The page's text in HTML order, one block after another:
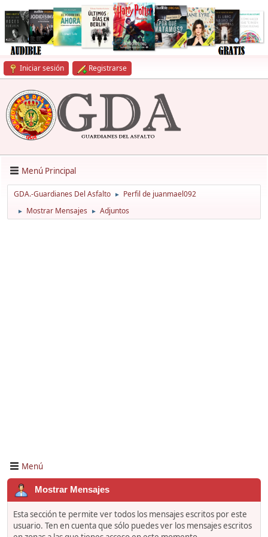
Iniciar sesión Registrarse
Menú Principal
GDA.-Guardianes Del Asfalto ► Perfil de juanmael092
► Mostrar Mensajes ► Adjuntos
Menú
Mostrar Mensajes
Esta sección te permite ver todos los mensajes escritos por este
usuario. Ten en cuenta que sólo puedes ver los mensajes escritos